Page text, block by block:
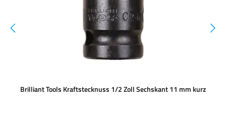
Brilliant Tools Kraftstecknuss 1/2 Zoll Sechskant 11 mm kurz